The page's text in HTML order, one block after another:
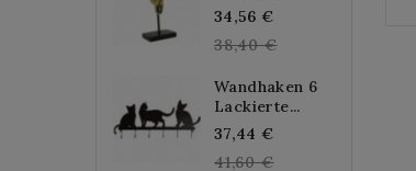
34,56 €
price
38,40 €
Wandhaken 6
Lackierte...
37,44 €
price
41,60 €